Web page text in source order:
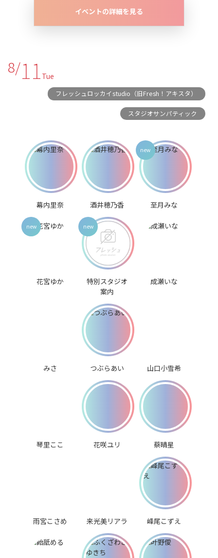
イベントの詳細を見る
8/11 Tue
フレッシュロッカイstudio（旧Fresh！アキスタ）
スタジオサンパティック
幕内里奈 酒井穂乃香 至月みな
花宮ゆか
特別スタジオ
案内
成瀬いな
みさ つぶらあい 山口小雪希
琴里ここ 花咲ユリ 蔡晴星
雨宮こさめ 来光美リアラ 峰尾こずえ